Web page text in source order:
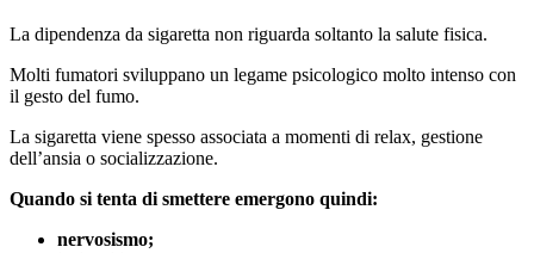
La dipendenza da sigaretta non riguarda soltanto la salute fisica.
Molti fumatori sviluppano un legame psicologico molto intenso con
il gesto del fumo.
La sigaretta viene spesso associata a momenti di relax, gestione
dell’ansia o socializzazione.
Quando si tenta di smettere emergono quindi:
nervosismo;